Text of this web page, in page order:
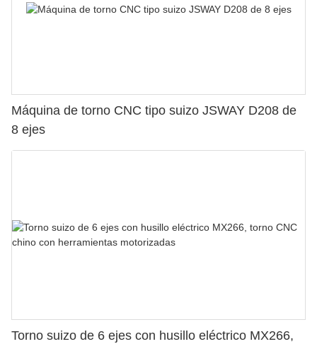
Máquina de torno CNC tipo suizo JSWAY D208 de
8 ejes
Torno suizo de 6 ejes con husillo eléctrico MX266,